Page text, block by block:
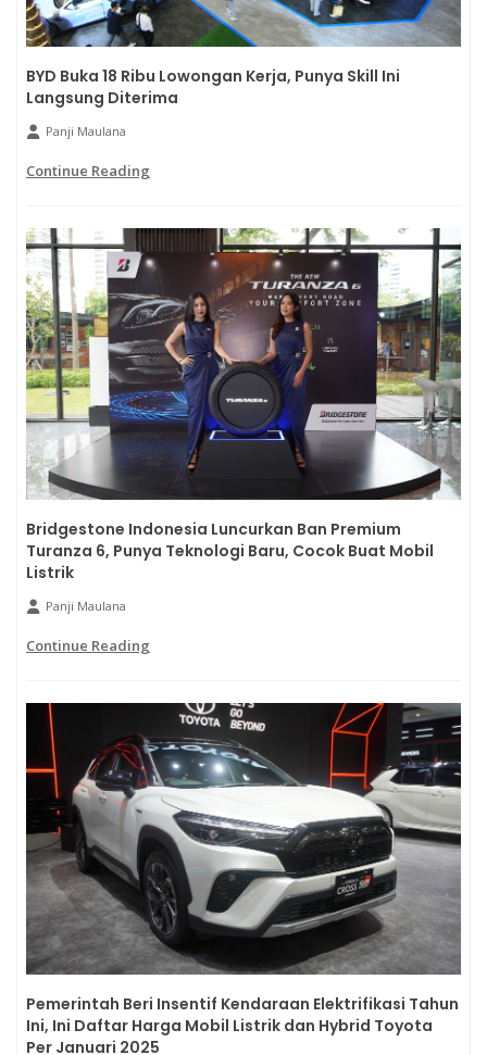
BYD Buka 18 Ribu Lowongan Kerja, Punya Skill Ini
Langsung Diterima
Panji Maulana
Continue Reading
Bridgestone Indonesia Luncurkan Ban Premium
Turanza 6, Punya Teknologi Baru, Cocok Buat Mobil
Listrik
Panji Maulana
Continue Reading
Pemerintah Beri Insentif Kendaraan Elektrifikasi Tahun
Ini, Ini Daftar Harga Mobil Listrik dan Hybrid Toyota
Per Januari 2025